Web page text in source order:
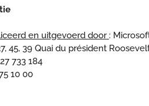
en uitgevoerd door :
45, 39 Quai du président
733 184
10 00